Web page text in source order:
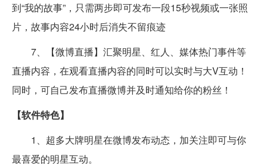
到“我的故事”，只需两步即可发布一段15秒视频或一张照
片，故事内容24小时后消失不留痕迹
7、【微博直播】汇聚明星、红人、媒体热门事件等
直播内容，在观看直播内容的同时可以实时与大V互动！
同时，可自己发布直播微博并及时通知给你的粉丝！
【软件特色】
1、超多大牌明星在微博发布动态，加关注即可与你
最喜爱的明星互动。